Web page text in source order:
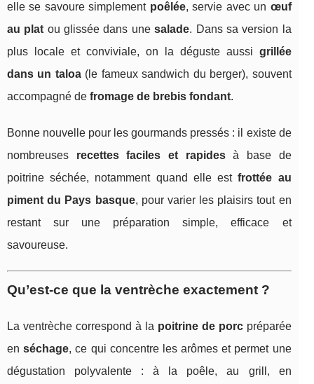
elle se savoure simplement poêlée, servie avec un œuf
au plat ou glissée dans unesalade. Dans sa version la
plus locale et conviviale, on la déguste aussi grillée
dans un taloa(le fameux sandwich du berger), souvent
accompagné de fromage de brebis fondant.
Bonne nouvelle pour les gourmands pressés : il existe de
nombreuses recettes faciles et rapidesà base de
poitrine séchée, notamment quand elle estfrottée au
piment du Pays basque, pour varier les plaisirs tout en
restant sur une préparation simple, efficace et
savoureuse.
Qu’est-ce que la ventrèche exactement ?
La ventrèche correspond à la poitrine de porcpréparée
enséchage, ce qui concentre les arômes et permet une
dégustation polyvalente : à la poêle, au grill, en